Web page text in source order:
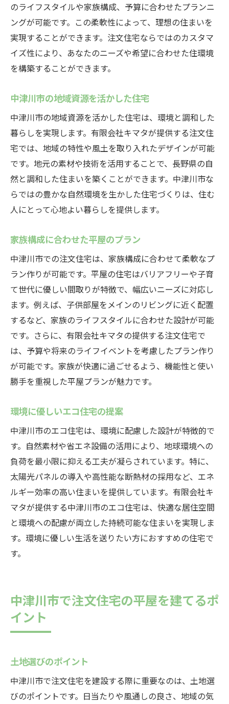
のライフスタイルや家族構成、予算に合わせたプランニ
ングが可能です。この柔軟性によって、理想の住まいを
実現することができます。注文住宅ならではのカスタマ
イズ性により、あなたのニーズや希望に合わせた住環境
を構築することができます。
中津川市の地域資源を活かした住宅
中津川市の地域資源を活かした住宅は、環境と調和した
暮らしを実現します。有限会社キマタが提供する注文住
宅では、地域の特性や風土を取り入れたデザインが可能
です。地元の素材や技術を活用することで、長野県の自
然と調和した住まいを築くことができます。中津川市な
らではの豊かな自然環境を生かした住宅づくりは、住む
人にとって心地よい暮らしを提供します。
家族構成に合わせた平屋のプラン
中津川市での注文住宅は、家族構成に合わせて柔軟なプ
ラン作りが可能です。平屋の住宅はバリアフリーや子育
て世代に優しい間取りが特徴で、幅広いニーズに対応し
ます。例えば、子供部屋をメインのリビングに近く配置
するなど、家族のライフスタイルに合わせた設計が可能
です。さらに、有限会社キマタの提供する注文住宅で
は、予算や将来のライフイベントを考慮したプラン作り
が可能です。家族が快適に過ごせるよう、機能性と使い
勝手を重視した平屋プランが魅力です。
環境に優しいエコ住宅の提案
中津川市のエコ住宅は、環境に配慮した設計が特徴的で
す。自然素材や省エネ設備の活用により、地球環境への
負荷を最小限に抑える工夫が凝らされています。特に、
太陽光パネルの導入や高性能な断熱材の採用など、エネ
ルギー効率の高い住まいを提供しています。有限会社キ
マタが提供する中津川市のエコ住宅は、快適な居住空間
と環境への配慮が両立した持続可能な住まいを実現しま
す。環境に優しい生活を送りたい方におすすめの住宅で
す。
中津川市で注文住宅の平屋を建てるポ
イント
土地選びのポイント
中津川市で注文住宅を建設する際に重要なのは、土地選
びのポイントです。日当たりや風通しの良さ、地域の気